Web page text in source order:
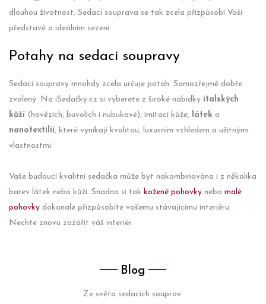
dlouhou životnost. Sedací souprava se tak zcela přizpůsobí Vaší
představě o ideálním sezení.
Potahy na sedací soupravy
Sedací soupravy mnohdy zcela určuje potah. Samozřejmě dobře
zvolený. Na iSedačky.cz si vyberete z široké nabídky italských
kůží (hovězích, buvolích i nubukové), imitací kůže, látek a
nanotextilií, které vynikají kvalitou, luxusním vzhledem a užitnými
vlastnostmi.
Vaše budoucí kvalitní sedačka může být nakombinována i z několika
barev látek nebo kůží. Snadno si tak kožené pohovky nebo malé
pohovky dokonale přizpůsobíte vašemu stávajícímu interiéru.
Nechte znovu zazářit váš interiér.
Blog
Ze světa sedacích souprav.